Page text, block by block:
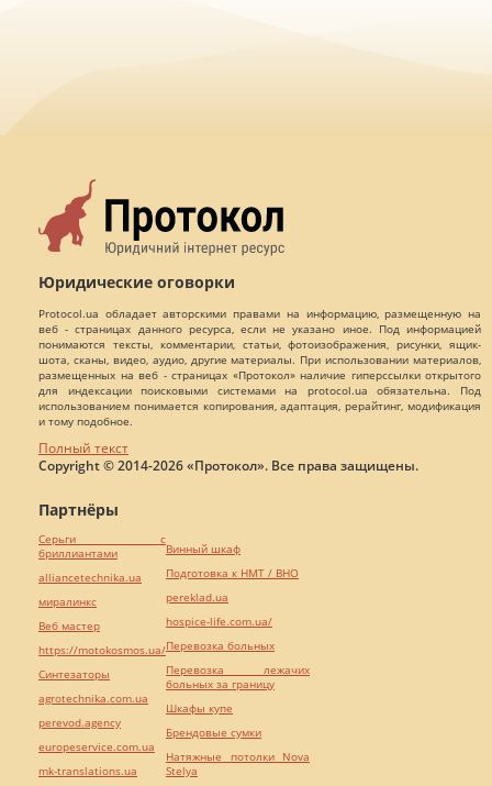
Юридические оговорки
Protocol.ua обладает авторскими правами на информацию, размещенную на
веб - страницах данного ресурса, если не указано иное. Под информацией
понимаются тексты, комментарии, статьи, фотоизображения, рисунки, ящик-
шота, сканы, видео, аудио, другие материалы. При использовании материалов,
размещенных на веб - страницах «Протокол» наличие гиперссылки открытого
для индексации поисковыми системами на protocol.ua обязательна. Под
использованием понимается копирования, адаптация, рерайтинг, модификация
и тому подобное.
Полный текст
Copyright © 2014-2026 «Протокол». Все права защищены.
Партнёры
Серьги с
бриллиантами
alliancetechnika.ua
миралинкс
Веб мастер
https://motokosmos.ua/
Синтезаторы
agrotechnika.com.ua
perevod.agency
europeservice.com.ua
mk-translations.ua
Винный шкаф
Подготовка к НМТ / ВНО
pereklad.ua
hospice-life.com.ua/
Перевозка больных
Перевозка лежачих
больных за границу
Шкафы купе
Брендовые сумки
Натяжные потолки Nova
Stelya